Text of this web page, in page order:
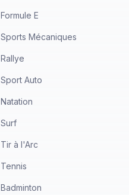
Formule E
Sports Mécaniques
Rallye
Sport Auto
Natation
Surf
Tir à l'Arc
Tennis
Badminton